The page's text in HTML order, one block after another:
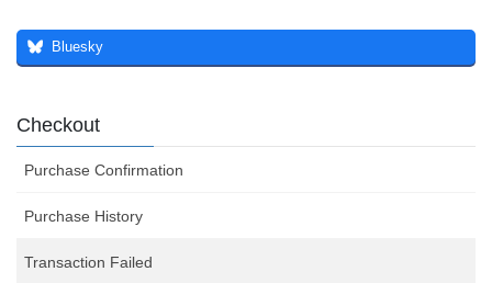
Bluesky
Checkout
Purchase Confirmation
Purchase History
Transaction Failed